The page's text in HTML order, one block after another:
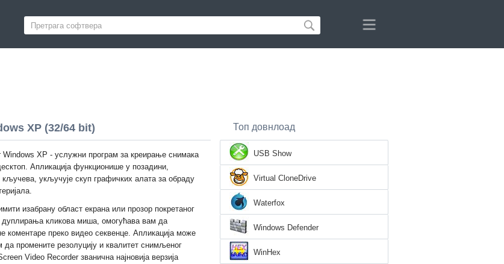
XP (32/64 bit)
Windows XP - услужни програм за креирање снимака
Апликација функционише у позадини,
укључује скуп графичких алата за обраду
изабрану област екрана или прозор покретаног
дуплирања кликова миша, омогућава вам да
коментаре преко видео секвенце. Апликација може
промените резолуцију и квалитет снимљеног
Video Recorder званична најновија верзија
Топ довнлоад
USB Show
Virtual CloneDrive
Waterfox
Windows Defender
WinHex